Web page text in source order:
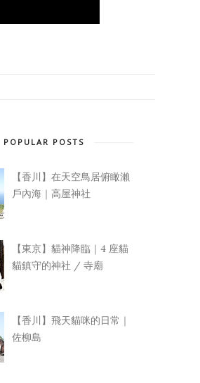
POPULAR POSTS
【香川】在天空鳥居俯瞰瀨
戶內海｜高屋神社
【東京】貓神降臨｜4 座貓
貓鎮守的神社 / 寺廟
【香川】飛天貓咪的日常｜
佐柳島